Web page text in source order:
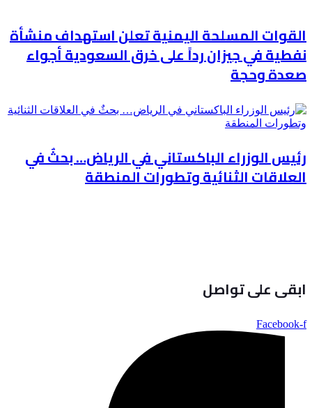
القوات المسلحة اليمنية تعلن استهداف منشأة
نفطية في جيزان رداً على خرق السعودية أجواء
صعدة وحجة
رئيس الوزراء الباكستاني في الرياض… بحثٌ في
العلاقات الثنائية وتطورات المنطقة
ابقى على تواصل
Facebook-f